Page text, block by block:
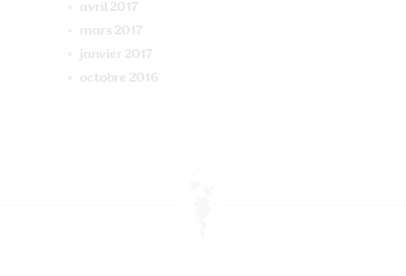
avril 2017
mars 2017
janvier 2017
octobre 2016